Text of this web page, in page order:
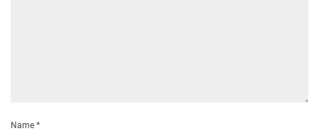
Name *